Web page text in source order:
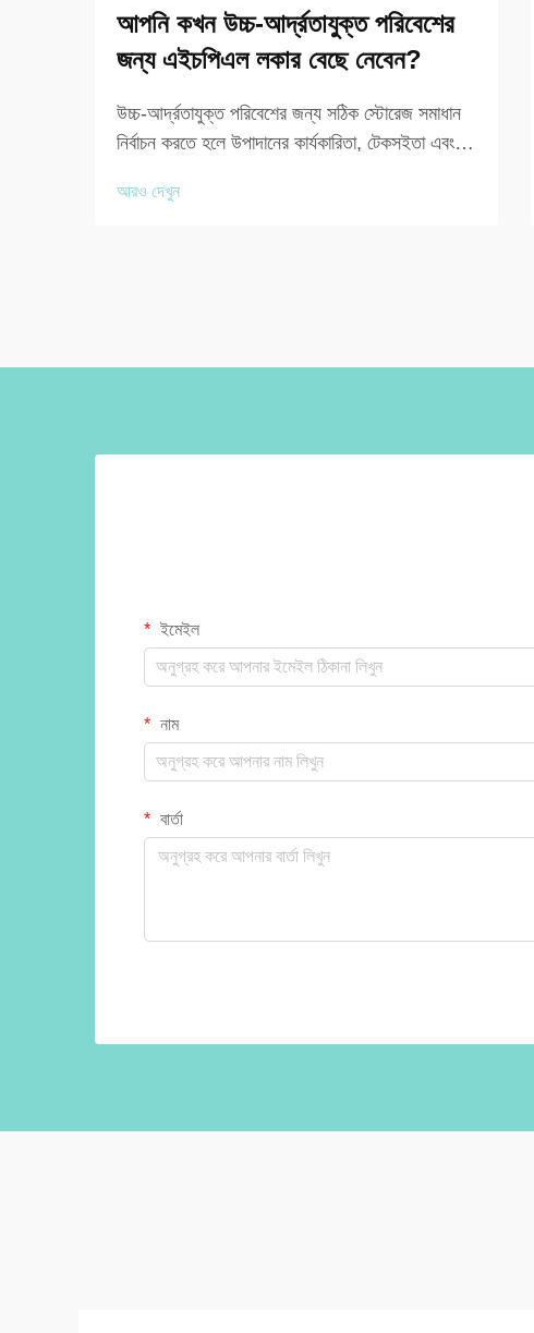
আপনি কখন উচ্চ-আর্দ্রতাযুক্ত পরিবেশের
জন্য এইচপিএল লকার বেছে নেবেন?
উচ্চ-আর্দ্রতাযুক্ত পরিবেশের জন্য সঠিক স্টোরেজ সমাধান
নির্বাচন করতে হলে উপাদানের কার্যকারিতা, টেকসইতা এবং
সাথে বিবেচনা করা আবশ্যক। যখন সুবিধাগুলি ধারাবাহিকভাবে
আরও দেখুন
ইমেইল
নাম
বার্তা